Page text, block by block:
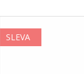
SLEVA